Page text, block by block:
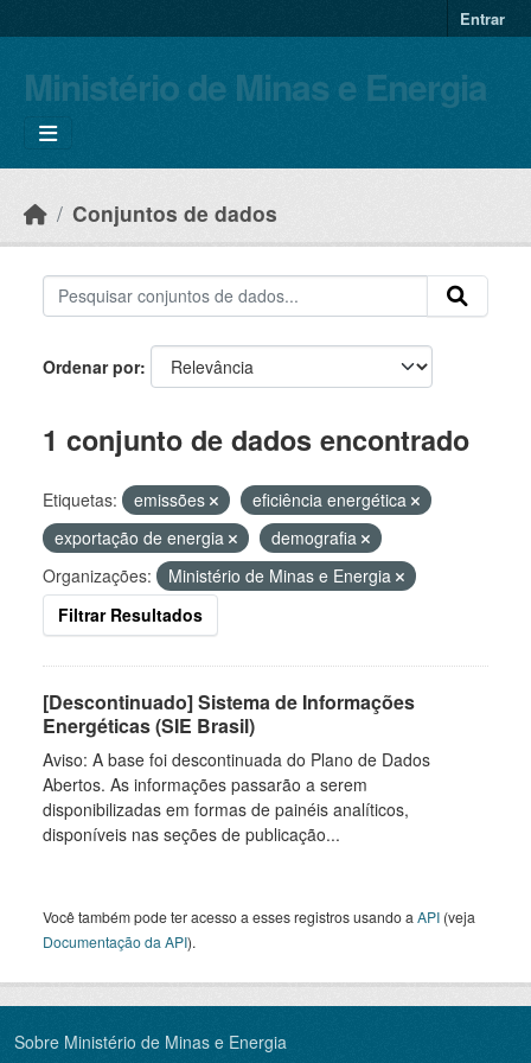
Entrar
Ministério de Minas e Energia
Conjuntos de dados
Ordenar por
1 conjunto de dados encontrado
Etiquetas: emissões
eficiência energética
exportação de energia
demografia
Organizações:
Ministério de Minas e Energia
Filtrar Resultados
[Descontinuado] Sistema de Informações
Energéticas (SIE Brasil)
Aviso: A base foi descontinuada do Plano de Dados
Abertos. As informações passarão a serem
disponibilizadas em formas de painéis analíticos,
disponíveis nas seções de publicação...
Você também pode ter acesso a esses registros usando a API (veja
Documentação da API).
Sobre Ministério de Minas e Energia